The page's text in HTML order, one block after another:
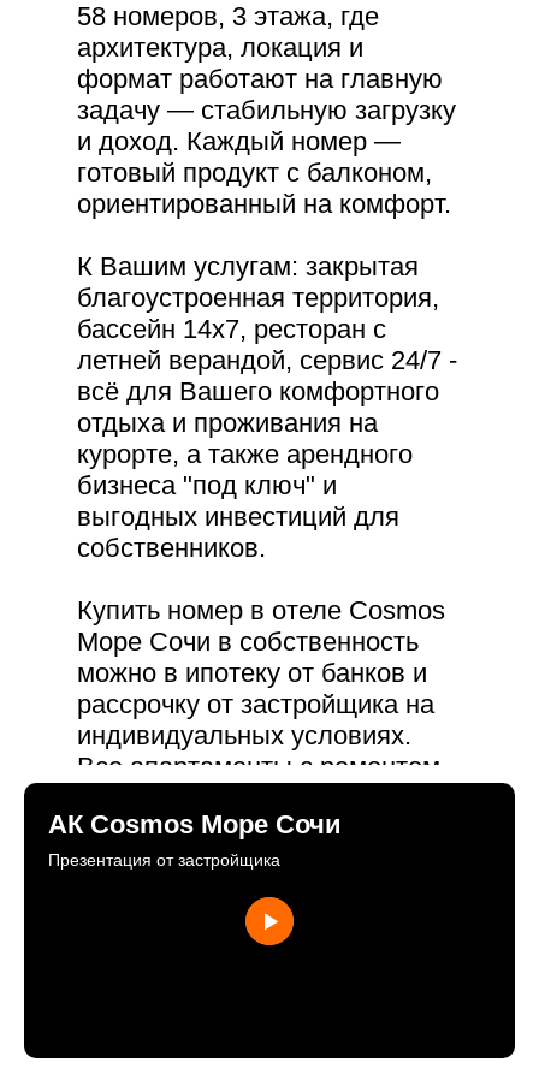
58 номеров, 3 этажа, где
архитектура, локация и
формат работают на главную
задачу — стабильную загрузку
и доход. Каждый номер —
готовый продукт с балконом,
ориентированный на комфорт.
К Вашим услугам: закрытая
благоустроенная территория,
бассейн 14х7, ресторан с
летней верандой, сервис 24/7 -
всё для Вашего комфортного
отдыха и проживания на
курорте, а также арендного
бизнеса "под ключ" и
выгодных инвестиций для
собственников.
Купить номер в отеле Cosmos
Море Сочи в собственность
можно в ипотеку от банков и
рассрочку от застройщика на
индивидуальных условиях.
Все апартаменты с ремонтом,
ключ". Старт продаж!
АК Cosmos Море Сочи
Презентация от застройщика